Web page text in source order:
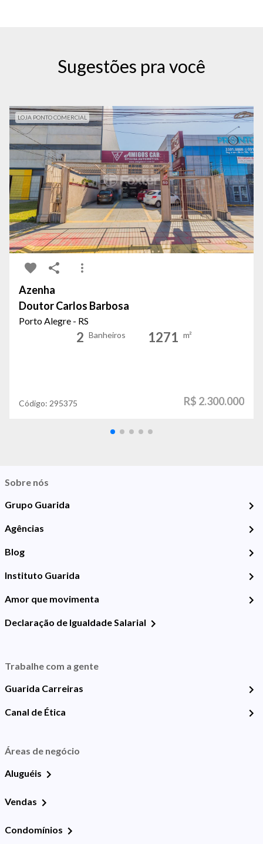
Sugestões pra você
LOJA PONTO COMERCIAL
Azenha
Doutor Carlos Barbosa
Porto Alegre - RS
2 Banheiros 1271 m²
Código: 295375 R$ 2.300.000
Sobre nós
Grupo Guarida
Agências
Blog
Instituto Guarida
Amor que movimenta
Declaração de Igualdade Salarial
Trabalhe com a gente
Guarida Carreiras
Canal de Ética
Áreas de negócio
Aluguéis
Vendas
Condomínios